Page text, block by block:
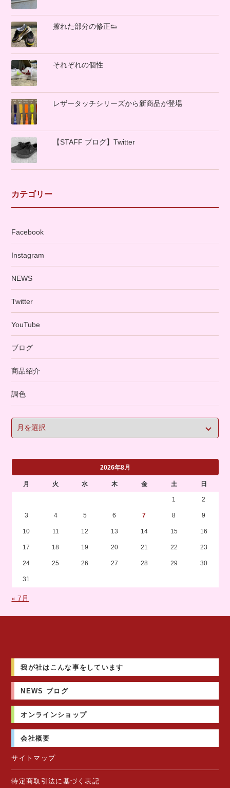
擦れた部分の修正👟
それぞれの個性
レザータッチシリーズから新商品が登場
【STAFF ブログ】Twitter
カテゴリー
Facebook
Instagram
NEWS
Twitter
YouTube
ブログ
商品紹介
調色
2026年8月
月 火 水 木 金 土 日
1 2
3 4 5 6 7 8 9
10 11 12 13 14 15 16
17 18 19 20 21 22 23
24 25 26 27 28 29 30
31
« 7月
我が社はこんな事をしています
NEWS ブログ
オンラインショップ
会社概要
サイトマップ
特定商取引法に基づく表記